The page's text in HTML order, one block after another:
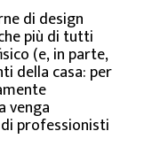
di design
più di tutti
(e, in parte,
della casa: per
venga
professionisti